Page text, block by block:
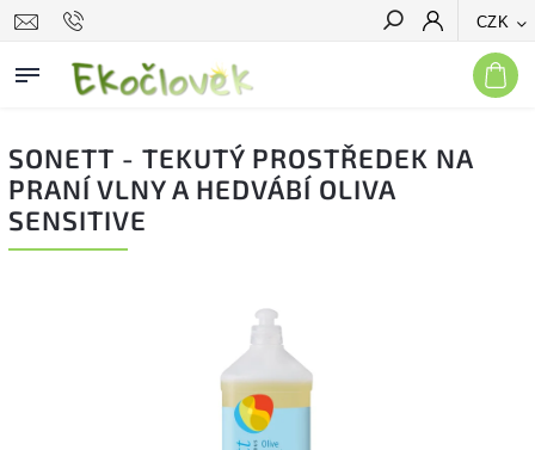
CZK
Hledat
SONETT - TEKUTÝ PROSTŘEDEK NA
PRANÍ VLNY A HEDVÁBÍ OLIVA
SENSITIVE